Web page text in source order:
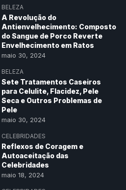
ABC
RECICLA
BELEZA
A Revolução do
Antienvelhecimento: Composto
do Sangue de Porco Reverte
Envelhecimento em Ratos
maio 30, 2024
BELEZA
Sete Tratamentos Caseiros
para Celulite, Flacidez, Pele
Seca e Outros Problemas de
Pele
maio 30, 2024
CELEBRIDADES
Reflexos de Coragem e
Autoaceitação das
Celebridades
maio 18, 2024